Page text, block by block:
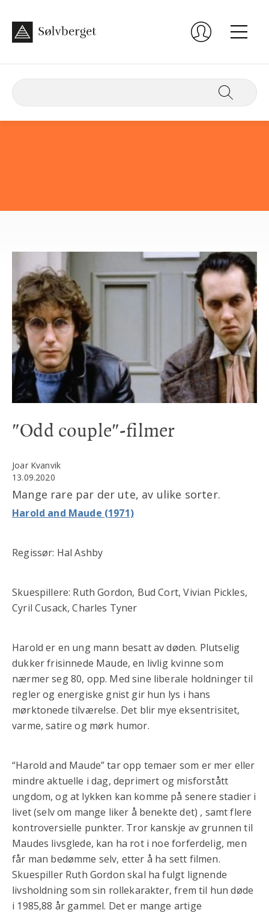
"Odd couple"-filmer
Joar Kvanvik
13.09.2020
Mange rare par der ute, av ulike sorter.
Harold and Maude (1971)
Regissør: Hal Ashby
Skuespillere: Ruth Gordon, Bud Cort, Vivian Pickles,
Cyril Cusack, Charles Tyner
Harold er en ung mann besatt av døden. Plutselig
dukker frisinnede Maude, en livlig kvinne som
nærmer seg 80, opp. Med sine liberale holdninger til
regler og energiske gnist gir hun lys i hans
mørktonede tilværelse. Det blir mye eksentrisitet,
varme, satire og mørk humor.
“Harold and Maude” tar opp temaer som er mer eller
mindre aktuelle i dag, deprimert og misforstått
ungdom, og at lykken kan komme på senere stadier i
livet (selv om mange liker å benekte det) , samt flere
kontroversielle punkter. Tror kanskje av grunnen til
Maudes livsglede, kan ha rot i noe forferdelig, men
får man bedømme selv, etter å ha sett filmen.
Skuespiller Ruth Gordon skal ha fulgt lignende
livsholdning som sin rollekarakter, frem til hun døde
i 1985,88 år gammel. Det er mange artige